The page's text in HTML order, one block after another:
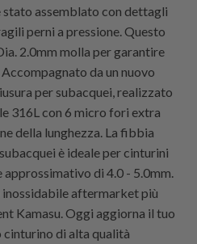
assemblato con dettagli
perni a pressione. Questo
2.0mm molla per garantire
da un nuovo
per subacquei, realizzato
316L con 6 micro fori extra
della lunghezza. La fibbia
è ideale per cinturini
approssimativo di 4.0 - 5.0mm.
aftermarket più
Kamasu. Oggi aggiorna il tuo
di alta qualità